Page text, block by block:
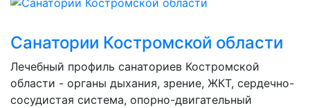
Санатории Костромской области
Лечебный профиль санаториев Костромской
области - органы дыхания, зрение, ЖКТ, сердечно-
сосудистая система, опорно-двигательный